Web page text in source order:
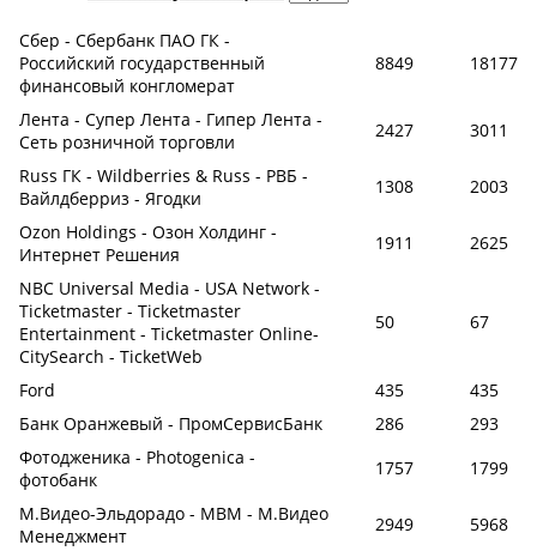
Сбер - Сбербанк ПАО ГК -
Российский государственный
финансовый конгломерат
8849 18177
Лента - Супер Лента - Гипер Лента -
Сеть розничной торговли
2427
3011
Russ ГК - Wildberries & Russ - РВБ -
Вайлдберриз - Ягодки
1308
2003
Ozon Holdings - Озон Холдинг -
Интернет Решения
1911
2625
NBC Universal Media - USA Network -
Ticketmaster - Ticketmaster
Entertainment - Ticketmaster Online-
CitySearch - TicketWeb
50 67
Ford 435
435
Банк Оранжевый - ПромСервисБанк
286
293
Фотодженика - Photogenica -
фотобанк
1757
1799
М.Видео-Эльдорадо - МВМ - М.Видео
Менеджмент
2949
5968